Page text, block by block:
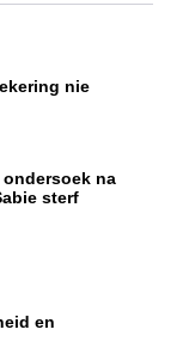
nie
na
sterf
en